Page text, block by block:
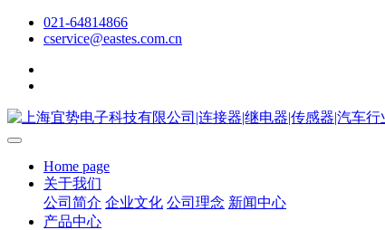
021-64814866
cservice@eastes.com.cn
Home page
关于我们
公司简介 企业文化 公司理念 新闻中心
产品中心